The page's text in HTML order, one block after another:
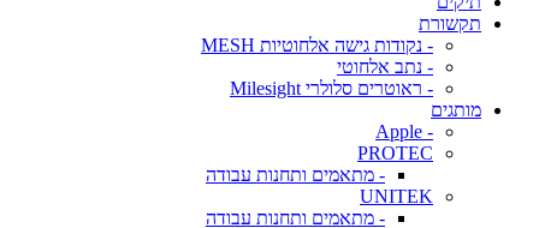
תקשורת
- נקודות גישה אלחוטיות MESH
- נתב אלחוטי
- ראוטרים סלולרי Milesight
מותגים
- Apple
PROTEC
- מתאמים ותחנות עבודה
UNITEK
- מתאמים ותחנות עבודה